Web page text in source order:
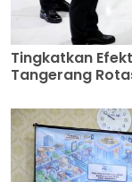
Tingkatkan
Tangerang